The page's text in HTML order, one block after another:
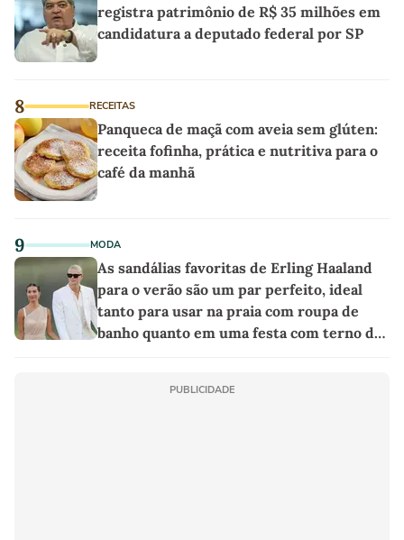
registra patrimônio de R$ 35 milhões em
candidatura a deputado federal por SP
8 RECEITAS
Panqueca de maçã com aveia sem glúten:
receita fofinha, prática e nutritiva para o
café da manhã
9 MODA
As sandálias favoritas de Erling Haaland
para o verão são um par perfeito, ideal
tanto para usar na praia com roupa de
banho quanto em uma festa com terno de
PUBLICIDADE